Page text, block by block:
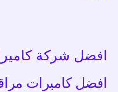
افضل شركة
افضل كاميرات